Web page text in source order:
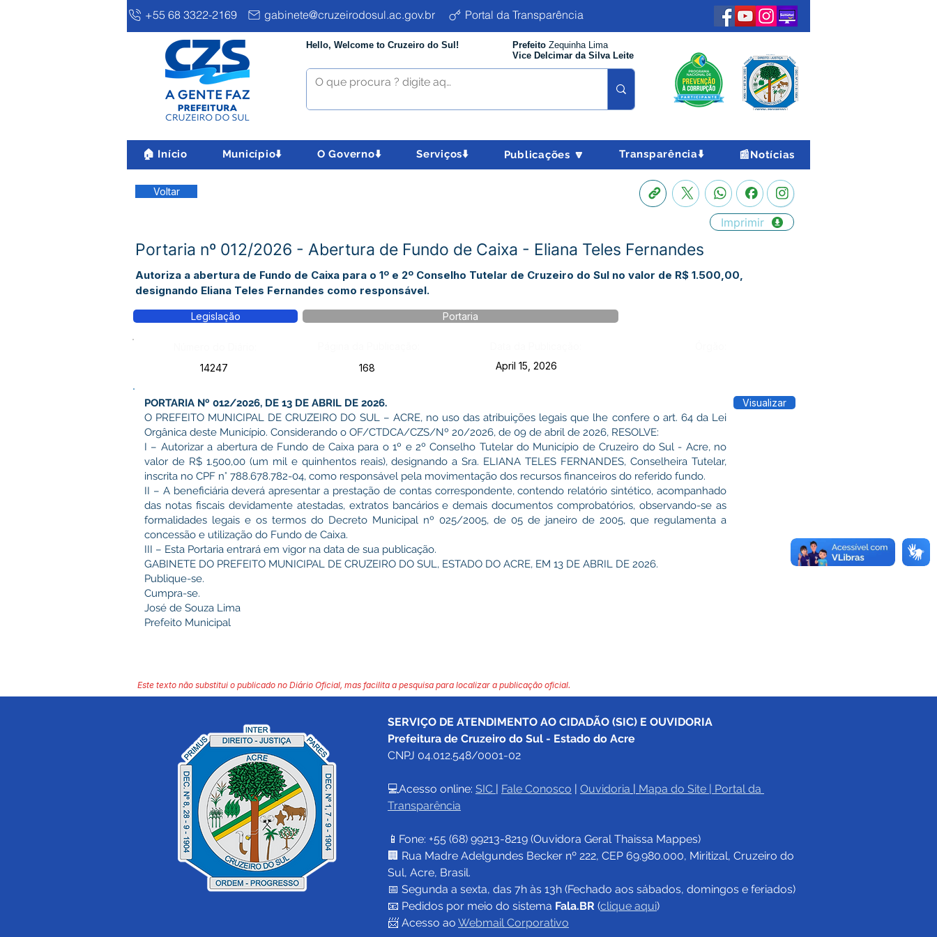
+55 68 3322-2169 gabinete@cruzeirodosul.ac.gov.br Portal da Transparência
Hello, Welcome to Cruzeiro do Sul! Prefeito Zequinha Lima
Vice Delcimar da Silva Leite
🏠 Início Município⬇️ O Governo⬇️ Serviços⬇️ Publicações 🔽 Transparência⬇️ 📰Notícias
Voltar
Imprimir
Portaria nº 012/2026 - Abertura de Fundo de Caixa - Eliana Teles Fernandes
Autoriza a abertura de Fundo de Caixa para o 1º e 2º Conselho Tutelar de Cruzeiro do Sul no valor de R$ 1.500,00,
designando Eliana Teles Fernandes como responsável.
Legislação Portaria
14247
168 April 15, 2026
PORTARIA Nº 012/2026, DE 13 DE ABRIL DE 2026.
O PREFEITO MUNICIPAL DE CRUZEIRO DO SUL – ACRE, no uso das atribuições legais que lhe confere o art. 64 da Lei
Orgânica deste Município. Considerando o OF/CTDCA/CZS/Nº 20/2026, de 09 de abril de 2026, RESOLVE:
I – Autorizar a abertura de Fundo de Caixa para o 1º e 2º Conselho Tutelar do Município de Cruzeiro do Sul - Acre, no
valor de R$ 1.500,00 (um mil e quinhentos reais), designando a Sra. ELIANA TELES FERNANDES, Conselheira Tutelar,
inscrita no CPF n° 788.678.782-04, como responsável pela movimentação dos recursos financeiros do referido fundo.
II – A beneficiária deverá apresentar a prestação de contas correspondente, contendo relatório sintético, acompanhado
das notas fiscais devidamente atestadas, extratos bancários e demais documentos comprobatórios, observando-se as
formalidades legais e os termos do Decreto Municipal nº 025/2005, de 05 de janeiro de 2005, que regulamenta a
concessão e utilização do Fundo de Caixa.
III – Esta Portaria entrará em vigor na data de sua publicação.
GABINETE DO PREFEITO MUNICIPAL DE CRUZEIRO DO SUL, ESTADO DO ACRE, EM 13 DE ABRIL DE 2026.
Publique-se.
Cumpra-se.
José de Souza Lima
Prefeito Municipal
Visualizar
Este texto não substitui o publicado no Diário Oficial, mas facilita a pesquisa para localizar a publicação oficial.
SERVIÇO DE ATENDIMENTO AO CIDADÃO (SIC) E OUVIDORIA
Prefeitura de Cruzeiro do Sul - Estado do Acre
CNPJ 04.012.548/0001-02
💻Acesso online: SIC | Fale Conosco | Ouvidoria | Mapa do Site | Portal da
Transparência
📱Fone: +55 (68) 99213-8219 (Ouvidora Geral Thaissa Mappes)
🏢 Rua Madre Adelgundes Becker nº 222, CEP 69.980.000, Miritizal, Cruzeiro do
Sul, Acre, Brasil.
📅 Segunda a sexta, das 7h às 13h (Fechado aos sábados, domingos e feriados)
📧 Pedidos por meio do sistema Fala.BR (clique aqui)
📨 Acesso ao Webmail Corporativo